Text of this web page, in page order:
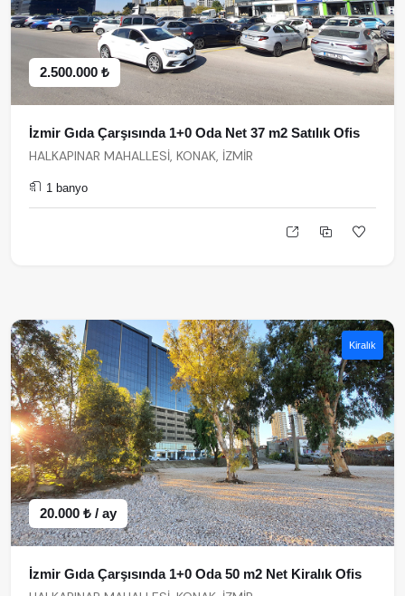
2.500.000 ₺
İzmir Gıda Çarşısında 1+0 Oda Net 37 m2 Satılık Ofis
HALKAPINAR MAHALLESİ, KONAK, İZMİR
1 banyo
Kiralık
20.000 ₺ / ay
İzmir Gıda Çarşısında 1+0 Oda 50 m2 Net Kiralık Ofis